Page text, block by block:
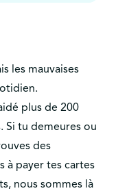
les mauvaises
plus de 200
Si tu demeures ou
des
à payer tes cartes
nous sommes là